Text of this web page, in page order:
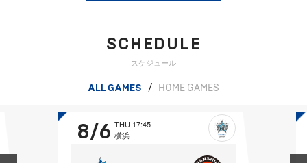
SCHEDULE
スケジュール
ALL GAMES / HOME GAMES
8/6 THU 17:45
横浜